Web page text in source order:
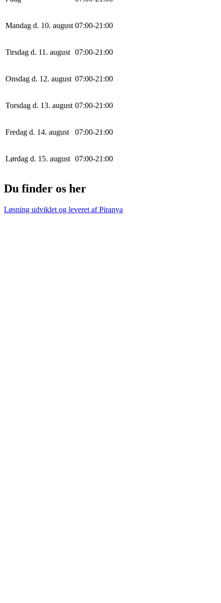
Mandag d. 10. august 07:00-21 :00
Tirsdag d. 11. august 07:00-21 :00
Onsdag d. 12. august 07:00-21 :00
Torsdag d. 13. august 07:00-21 :00
Fredag d. 14. august 07:00-21 :00
Lørdag d. 15. august 07:00-21 :00
Du finder os her
Løsning udviklet og leveret afPiranya